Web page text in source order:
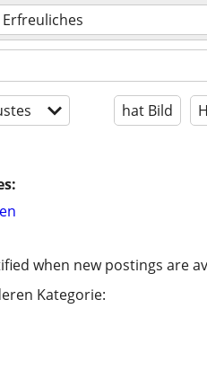
Erfreuliches
hat Bild
when new postings are
Kategorie: